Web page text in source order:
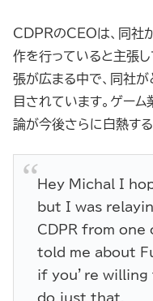
CDPRのCEOは、同社
作を行っていると主張し
張が広まる中で、同社
目されています。ゲー
論が今後さらに白熱する
Hey Michal I
but I was
CDPR from one
told me about
if you’re
do just that.